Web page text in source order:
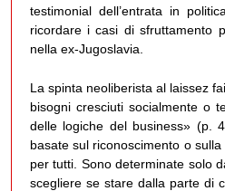
testimonial dell’entrata in
ricordare i casi di sfruttamento
nella ex-Jugoslavia.
La spinta neoliberista al laissez
bisogni cresciuti socialmente o
delle logiche del business» (p.
basate sul riconoscimento o
per tutti. Sono determinate solo
scegliere se stare dalla parte di